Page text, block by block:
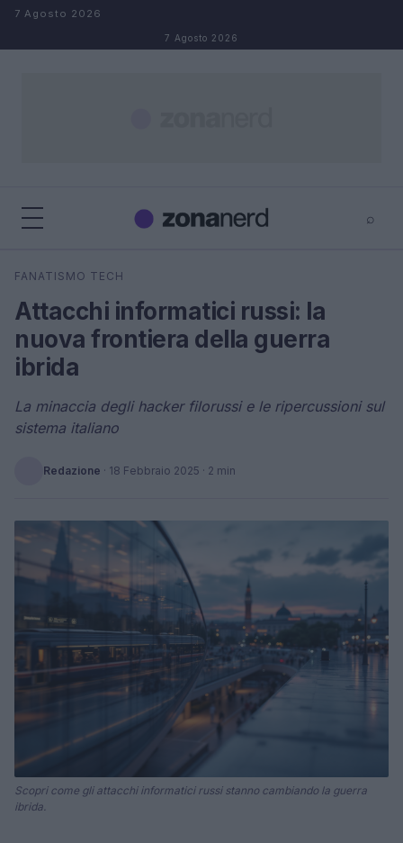
Salta al contenuto
7 Agosto 2026
7 Agosto 2026
⌕
Cerca
FANATISMO TECH
Attacchi informatici russi: la
nuova frontiera della guerra
ibrida
La minaccia degli hacker filorussi e le ripercussioni sul
sistema italiano
Redazione · 18 Febbraio 2025 · 2 min
Scopri come gli attacchi informatici russi stanno cambiando la guerra
ibrida.